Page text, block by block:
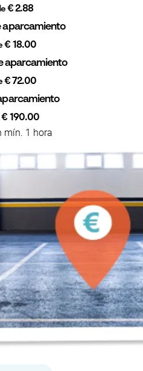
€ 2.88
aparcamiento
€ 18.00
aparcamiento
€ 72.00
€ 190.00
mín. 1 hora